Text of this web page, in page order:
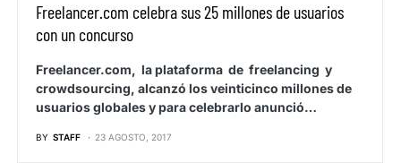
Freelancer.com celebra sus 25 millones de usuarios
con un concurso
Freelancer.com, la plataforma de freelancing y
crowdsourcing, alcanzó los veinticinco millones de
usuarios globales y para celebrarlo anunció…
BY STAFF 23 AGOSTO, 2017